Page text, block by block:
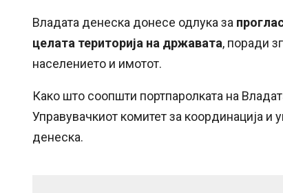
Владата денеска донесе одлука за
целата територија на државата, поради
населението и имотот.
Како што соопшти портпаролката на
Управувачкиот комитет за координација
денеска.